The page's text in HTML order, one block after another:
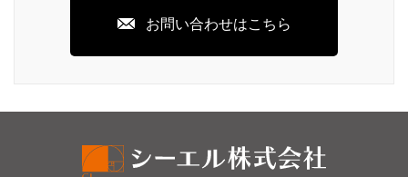
お問い合わせはこちら